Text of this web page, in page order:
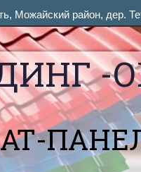
-
Можайский район, дер.